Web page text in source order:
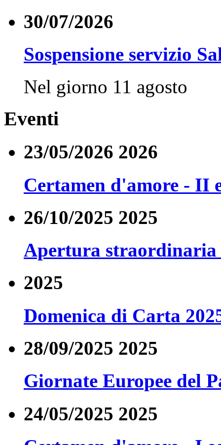
30/07/2026
Sospensione servizio
Nel giorno 11 agosto
Eventi
23/05/2026 2026
Certamen d'amore - II
26/10/2025 2025
Apertura straordinaria
2025
Domenica di Carta
28/09/2025 2025
Giornate Europee del
24/05/2025 2025